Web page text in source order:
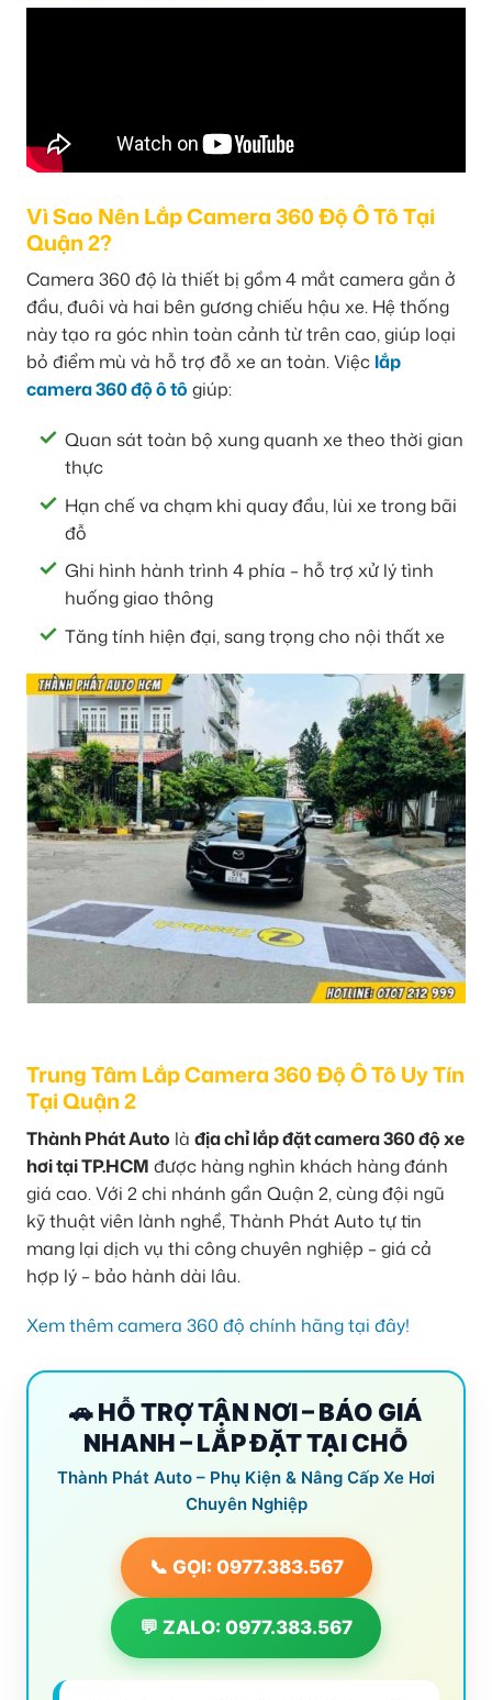
Vì Sao Nên Lắp Camera 360 Độ Ô Tô Tại
Quận 2?
Camera 360 độ là thiết bị gồm 4 mắt camera gắn ở
đầu, đuôi và hai bên gương chiếu hậu xe. Hệ thống
này tạo ra góc nhìn toàn cảnh từ trên cao, giúp loại
bỏ điểm mù và hỗ trợ đỗ xe an toàn. Việc lắp
camera 360 độ ô tôgiúp:
Quan sát toàn bộ xung quanh xe theo thời gian
thực
Hạn chế va chạm khi quay đầu, lùi xe trong bãi
đỗ
Ghi hình hành trình 4 phía – hỗ trợ xử lý tình
huống giao thông
Tăng tính hiện đại, sang trọng cho nội thất xe
Trung Tâm Lắp Camera 360 Độ Ô Tô Uy Tín
Tại Quận 2
Thành Phát Auto là địa chỉ lắp đặt camera 360 độ xe
hơi tại TP.HCM được hàng nghìn khách hàng đánh
giá cao. Với 2 chi nhánh gần Quận 2, cùng đội ngũ
kỹ thuật viên lành nghề, Thành Phát Auto tự tin
mang lại dịch vụ thi công chuyên nghiệp – giá cả
hợp lý – bảo hành dài lâu.
Xem thêm camera 360 độ chính hãng tại đây!
🚗 HỖ TRỢ TẬN NƠI – BÁO GIÁ
NHANH – LẮP ĐẶT TẠI CHỖ
Thành Phát Auto – Phụ Kiện & Nâng Cấp Xe Hơi
Chuyên Nghiệp
📞 GỌI: 0977.383.567
💬 ZALO: 0977.383.567